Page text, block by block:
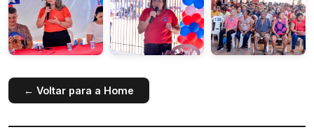
← Voltar para a Home